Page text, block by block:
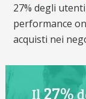
27% degli
performance
acquisti nei